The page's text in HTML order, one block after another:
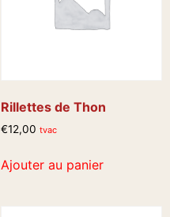
Rillettes de Thon
€12,00 tvac
Ajouter au panier